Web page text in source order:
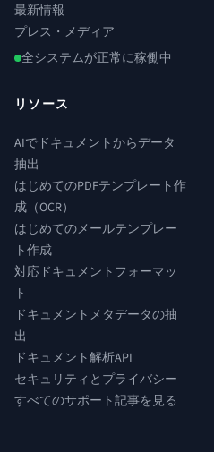
最新情報
プレス・メディア
全システムが正常に稼働中
リソース
AIでドキュメントからデータ
抽出
はじめてのPDFテンプレート作
成（OCR）
はじめてのメールテンプレー
ト作成
対応ドキュメントフォーマッ
ト
ドキュメントメタデータの抽
出
ドキュメント解析API
セキュリティとプライバシー
すべてのサポート記事を見る